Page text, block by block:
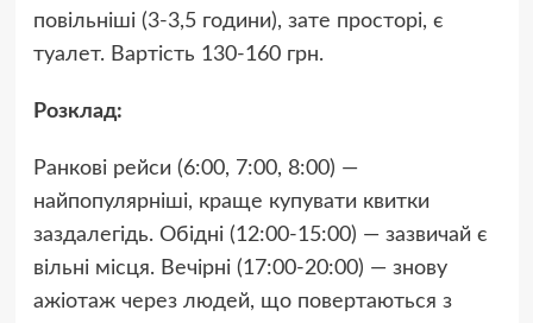
повільніші (3-3,5 години), зате просторі, є
туалет. Вартість 130-160 грн.
Розклад:
Ранкові рейси (6:00, 7:00, 8:00) —
найпопулярніші, краще купувати квитки
заздалегідь. Обідні (12:00-15:00) — зазвичай є
вільні місця. Вечірні (17:00-20:00) — знову
ажіотаж через людей, що повертаються з